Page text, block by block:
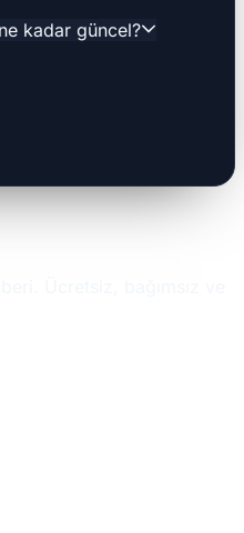
kadar güncel?